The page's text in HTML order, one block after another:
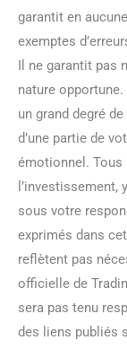
garantit en
exemptes
Il ne garantit pas
nature
un grand degré
d’une partie de
émotionnel.
sous votre
exprimés dans
reflètent pas
officielle de
sera pas tenu
des liens publiés